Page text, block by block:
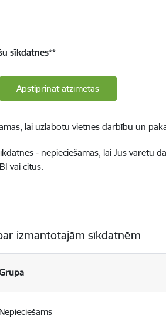
sīkdatnes**
Apstiprināt atzīmētās
lai uzlabotu vietnes darbību un
- nepieciešamas, lai Jūs varētu
vai citus.
izmantotajām sīkdatnēm
Nepieciešams